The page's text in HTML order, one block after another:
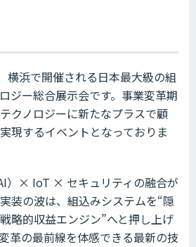
横浜で開催される日本最大級の組
ジー総合展示会です。事業変革期
クノロジーに新たなプラスで顧
現するイベントとなっておりま
）× IoT × セキュリティの融合が
装の波は、組込みシステムを“隠
略的収益エンジン”へと押し上げ
革の最前線を体感できる最新の技